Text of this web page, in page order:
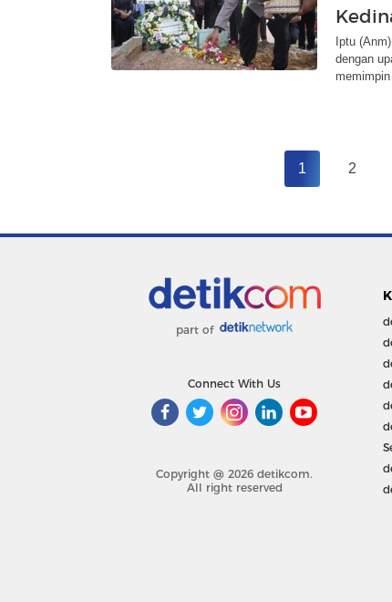
Iptu
dengan
1 2
part of
Connect With Us
Copyright @ 2026 detikcom.
All right reserved